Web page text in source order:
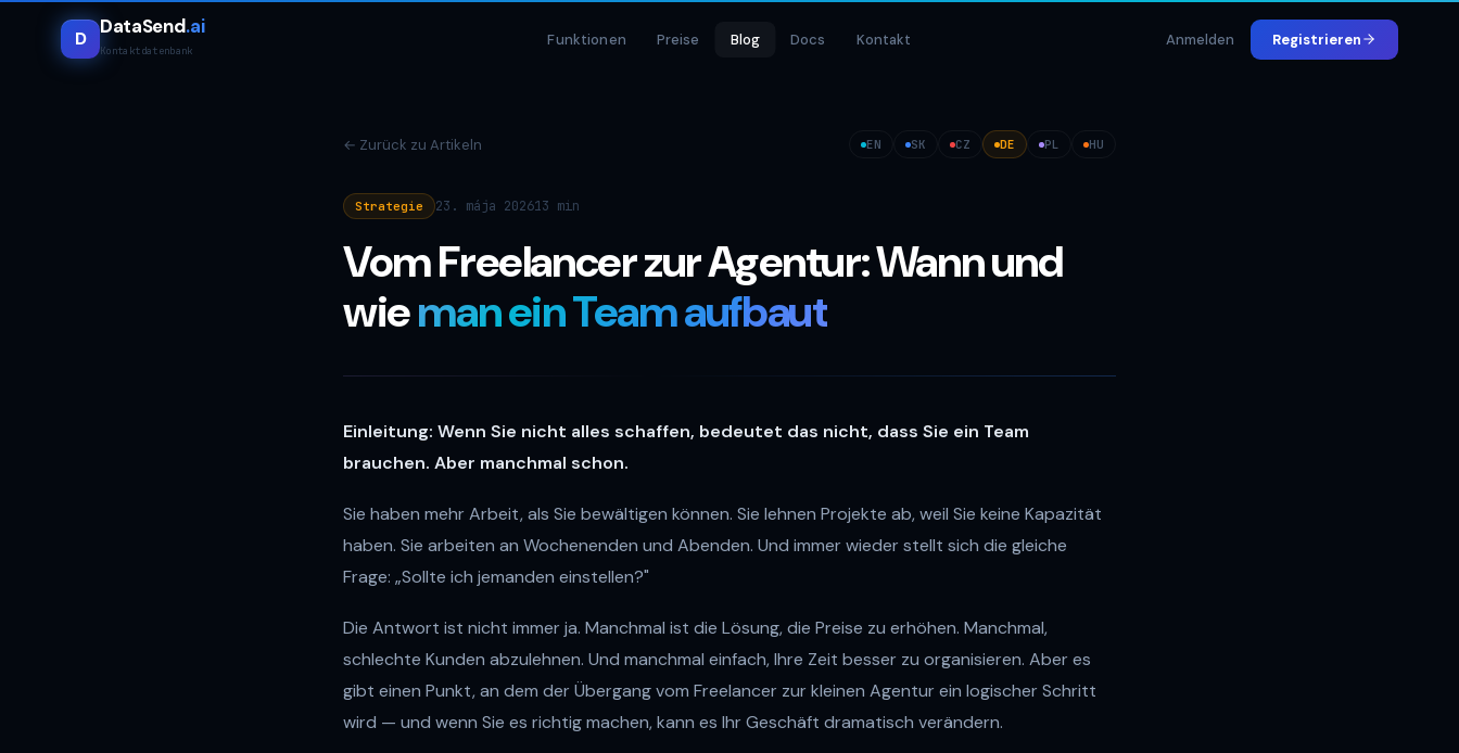
D
DataSend.ai
Kontaktdatenbank
Funktionen Preise Blog Docs Kontakt Anmelden Registrieren
← Zurück zu Artikeln EN SK CZ DE PL HU
Strategie 23. mája 202613 min
Vom Freelancer zur Agentur: Wann und
wieman ein Team aufbaut
Einleitung: Wenn Sie nicht alles schaffen, bedeutet das nicht, dass Sie ein Team
brauchen. Aber manchmal schon.
Sie haben mehr Arbeit, als Sie bewältigen können. Sie lehnen Projekte ab, weil Sie keine Kapazität
haben. Sie arbeiten an Wochenenden und Abenden. Und immer wieder stellt sich die gleiche
Frage: „Sollte ich jemanden einstellen?"
Die Antwort ist nicht immer ja. Manchmal ist die Lösung, die Preise zu erhöhen. Manchmal,
schlechte Kunden abzulehnen. Und manchmal einfach, Ihre Zeit besser zu organisieren. Aber es
gibt einen Punkt, an dem der Übergang vom Freelancer zur kleinen Agentur ein logischer Schritt
wird — und wenn Sie es richtig machen, kann es Ihr Geschäft dramatisch verändern.